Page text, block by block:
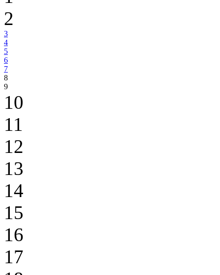
2
3
4
5
6
7
8
9
10
11
12
13
14
15
16
17